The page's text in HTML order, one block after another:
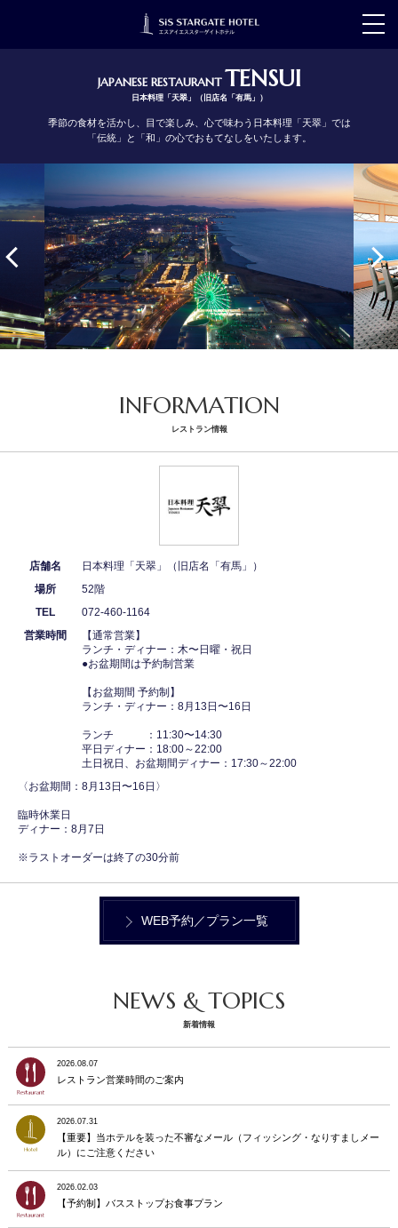
t
g
a
t
i
o
JAPANESE RESTAURANTTENSUI
日本料理「天翠」（旧店名「有馬」）
季節の食材を活かし、目で楽しみ、心で味わう日本料理「天翠」では
「伝統」と「和」の心でおもてなしをいたします。
INFORMATION
レストラン情報
店舗名
日本料理「天翠」（旧店名「有馬」）
場所
52階
TEL
072-460-1164
営業時間
【通常営業】
ランチ・ディナー：木〜日曜・祝日
●お盆期間は予約制営業
【お盆期間 予約制】
ランチ・ディナー：8月13日〜16日
ランチ ：11:30〜14:30
平日ディナー：18:00～22:00
土日祝日、お盆期間ディナー：17:30～22:00
〈お盆期間：8月13日〜16日〉
臨時休業日
ディナー：8月7日
※ラストオーダーは終了の30分前
WEB予約／プラン一覧
NEWS & TOPICS
新着情報
2026.08.07
レストラン営業時間のご案内
2026.07.31
【重要】当ホテルを装った不審なメール（フィッシング・なりすましメー
ル）にご注意ください
2026.02.03
【予約制】バスストップお食事プラン